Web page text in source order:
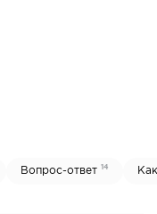
Вопрос-ответ 14